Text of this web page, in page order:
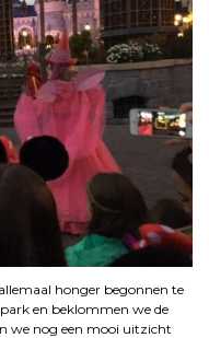
honger begonnen te
en beklommen we de
we nog een mooi uitzicht